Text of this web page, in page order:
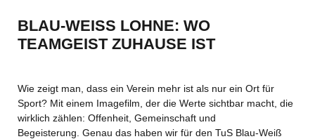
BLAU-WEISS LOHNE: WO T
EAMGEIST ZUHAUSE IST
Wie zeigt man, dass ein Verein mehr ist als nur ein Ort für
Sport? Mit einem Imagefilm, der die Werte sichtbar macht, die
wirklich zählen: Offenheit, Gemeinschaft und
Begeisterung. Genau das haben wir für den TuS Blau-Weiß